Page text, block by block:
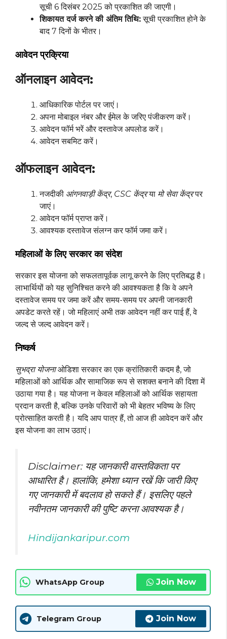
सूची 6 दिसंबर 2025 को प्रकाशित की जाएगी।
शिकायत दर्ज करने की अंतिम तिथि:सूची प्रकाशित होने के
बाद 7 दिनों के भीतर।
आवेदन प्रक्रिया
ऑनलाइन आवेदन:
आधिकारिक पोर्टल पर जाएं।
अपना मोबाइल नंबर और ईमेल के जरिए पंजीकरण करें।
आवेदन फॉर्म भरें और दस्तावेज अपलोड करें।
आवेदन सबमिट करें।
ऑफलाइन आवेदन:
नजदीकी आंगनवाड़ी केंद्र, CSC केंद्रया मो सेवा केंद्रपर
जाएं।
आवेदन फॉर्म प्राप्त करें।
आवश्यक दस्तावेज संलग्न कर फॉर्म जमा करें।
महिलाओं के लिए सरकार का संदेश
सरकार इस योजना को सफलतापूर्वक लागू करने के लिए प्रतिबद्ध है।
लाभार्थियों को यह सुनिश्चित करने की आवश्यकता है कि वे अपने
दस्तावेज समय पर जमा करें और समय-समय पर अपनी जानकारी
अपडेट करते रहें। जो महिलाएं अभी तक आवेदन नहीं कर पाई हैं, वे
जल्द से जल्द आवेदन करें।
निष्कर्ष
सुभद्रा योजनाओडिशा सरकार का एक क्रांतिकारी कदम है, जो
महिलाओं को आर्थिक और सामाजिक रूप से सशक्त बनाने की दिशा में
उठाया गया है। यह योजना न केवल महिलाओं को आर्थिक सहायता
प्रदान करती है, बल्कि उनके परिवारों को भी बेहतर भविष्य के लिए
प्रोत्साहित करती है। यदि आप पात्र हैं, तो आज ही आवेदन करें और
इस योजना का लाभ उठाएं।
Disclaimer: यह जानकारी वास्तविकता पर
आधारित है। हालांकि, हमेशा ध्यान रखें कि जारी किए
गएजानकारीमें बदलाव हो सकते हैं। इसलिए पहले
नवीनतम जानकारी की पुष्टि करना आवश्यक है।
Hindijankaripur.com
WhatsApp Group Join Now
Telegram Group Join Now